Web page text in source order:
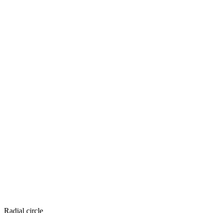
Radial circle